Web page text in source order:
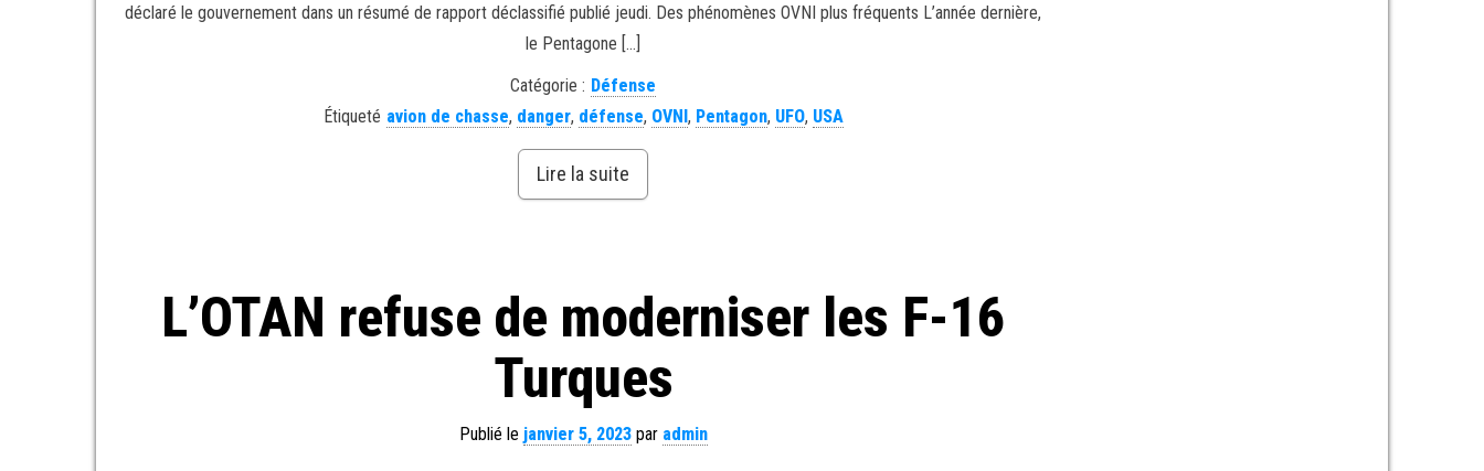
déclaré le gouvernement dans un résumé de rapport déclassifié publié jeudi. Des phénomènes OVNI plus fréquents L’année dernière,
le Pentagone […]
Catégorie : Défense
Étiqueté avion de chasse, danger, défense, OVNI, Pentagon, UFO, USA
Lire la suite
L’OTAN refuse de moderniser les F-16
Turques
Publié le janvier 5, 2023par admin